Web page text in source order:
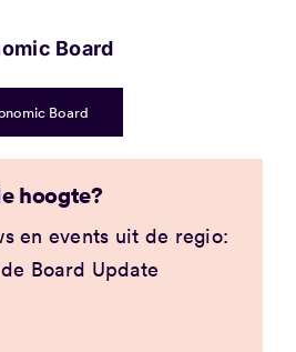
Board
Board
hoogte?
en events uit de regio:
Board Update